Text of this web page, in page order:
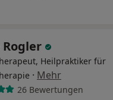
Rogler
Heilpraktiker für
· Mehr
26 Bewertungen